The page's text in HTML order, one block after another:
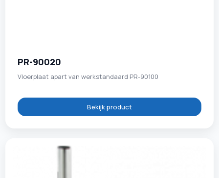
PR-90020
Vloerplaat apart van werkstandaard PR-90100
Bekijk product